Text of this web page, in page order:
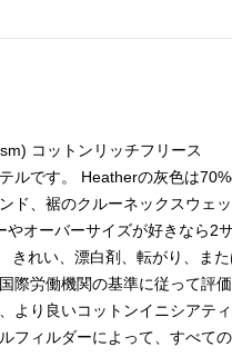
コットンリッチフリース
ルです。 Heatherの灰色は
ド、裾のクルーネックスウェ
オーバーサイズが好きなら2
きれい、漂白剤、転がり、ま
際労働機関の基準に従って評価
より良いコットンイニシアテ
フィルダーによって、すべて